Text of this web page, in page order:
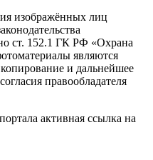
изображённых лиц
ст. 152.1 ГК РФ «Охрана
являются
и дальнейшее
правообладателя
активная ссылка на